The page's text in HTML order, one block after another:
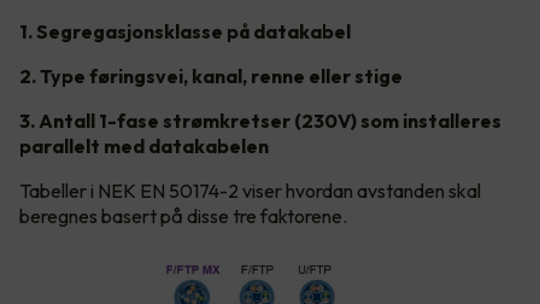
1. Segregasjonsklasse på datakabel
2. Type føringsvei, kanal, renne eller stige
3. Antall 1-fase strømkretser (230V) som installeres
parallelt med datakabelen
Tabeller i NEK EN 50174-2 viser hvordan avstanden skal
beregnes basert på disse tre faktorene.